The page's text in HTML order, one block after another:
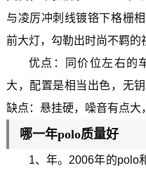
与凌厉冲刺线镀铬下格栅
前大灯，勾勒出时尚不羁的
优点：同价位左右的
大，配置是相当出色，无
缺点：悬挂硬，噪音有点大
哪一年polo质量好
1、年。2006年的polo